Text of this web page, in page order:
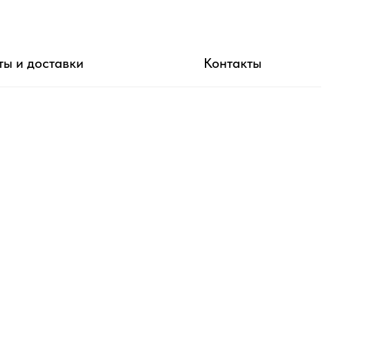
и доставки Контакты